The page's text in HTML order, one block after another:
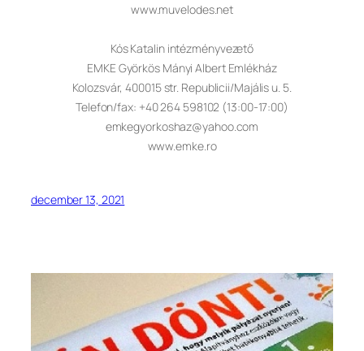
www.muvelodes.net
Kós Katalin intézményvezető
EMKE Györkös Mányi Albert Emlékház
Kolozsvár, 400015 str. Republicii/Majális u. 5.
Telefon/fax: +40 264 598102 (13:00-17:00)
emkegyorkoshaz@yahoo.com
www.emke.ro
december 13, 2021